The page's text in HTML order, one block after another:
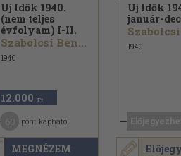
MEGNÉZEM
Uj Idők 1940.
(nem teljes
évfolyam) I-II.
Szabolcsi Bence...
1940
12.000 ,-Ft
pont kapható
Uj Idők
január-
1940